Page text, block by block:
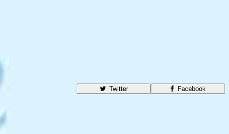
Facebook
Twitter